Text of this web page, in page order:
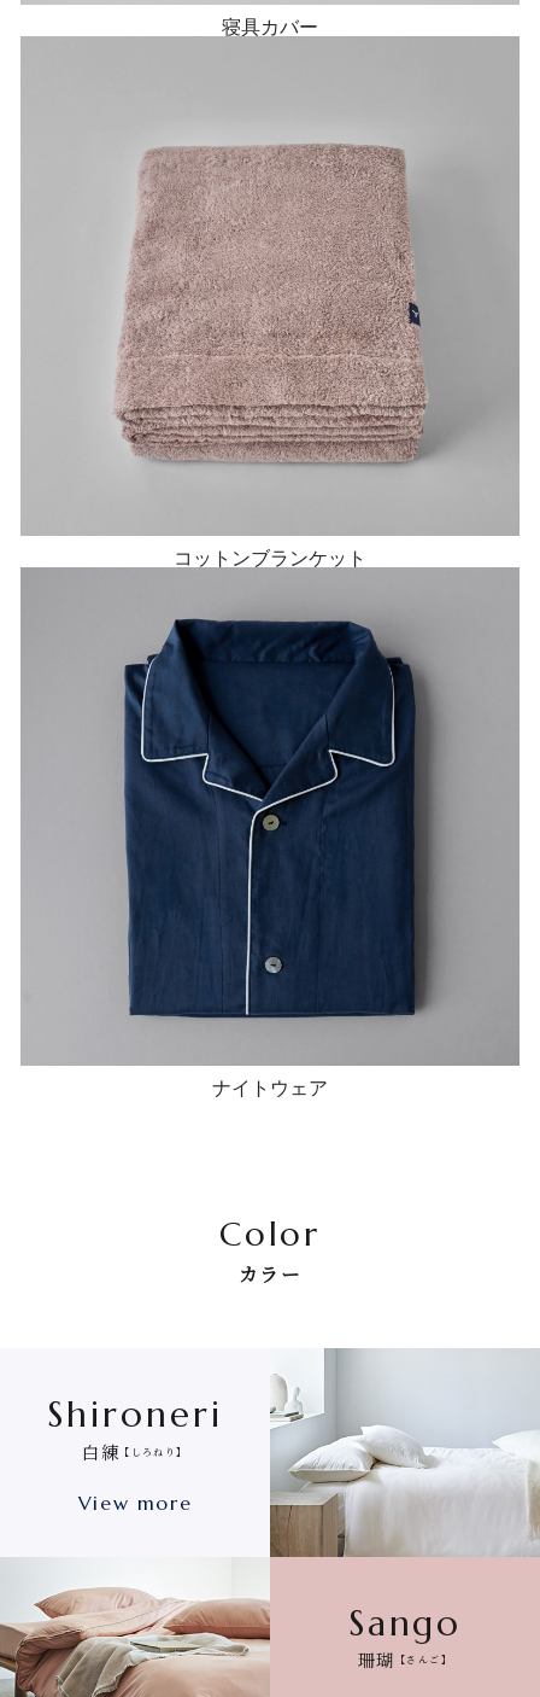
寝具カバー
コットンブランケット
ナイトウェア
Color
カラー
Shironeri
白練 【しろねり】
View more
Sango
珊瑚 【さんご】